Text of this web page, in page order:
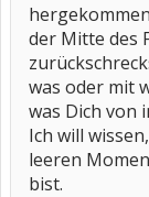
der Mitte des
was oder mit
was Dich von
Ich will
leeren
bist.